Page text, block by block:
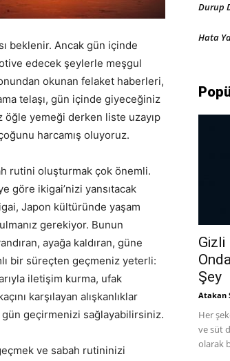
beklenir. Ancak gün içinde
edecek şeylerle meşgul
okunan felaket haberleri,
telaşı, gün içinde giyeceğiniz
öğle yemeği derken liste uzayıp
harcamış oluyoruz.
rutini oluşturmak çok önemli.
göre ikigai’nizi yansıtacak
Japon kültüründe yaşam
gerekiyor. Bunun
ayağa kaldıran, güne
bir süreçten geçmeniz yeterli:
iletişim kurma, ufak
karşılayan alışkanlıklar
gün geçirmenizi sağlayabilirsiniz.
ve sabah rutininizi
Durup
Hata
Gizli
Şey
Atakan
Her
ve süt
olarak